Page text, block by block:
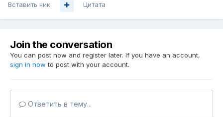
Вставить ник Цитата
Join the conversation
You can post now and register later. If you have an account,
sign in now to post with your account.
Ответить в тему...